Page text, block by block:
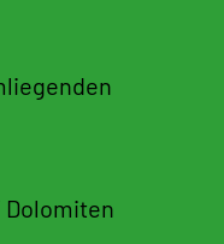
Dolomiten